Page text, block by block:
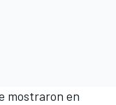
mostraron en